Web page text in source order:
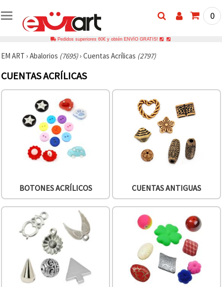
0
Pedidos superiores 60€ y obtén ENVÍO GRATIS!
EM ART › Abalorios (7695)› Cuentas Acrílicas (2797)
CUENTAS ACRÍLICAS
BOTONES ACRÍLICOS CUENTAS ANTIGUAS